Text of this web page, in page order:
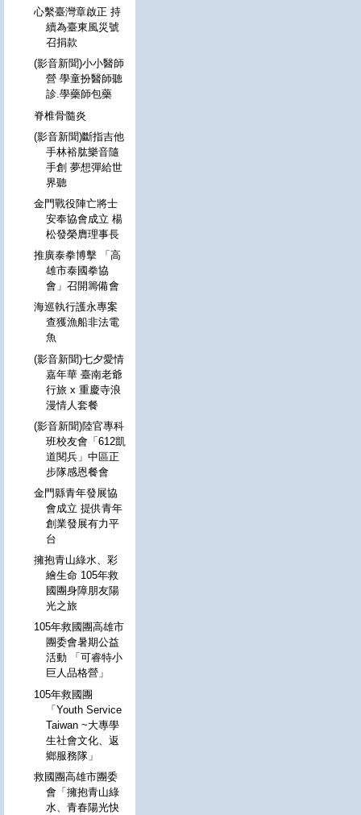
心繫臺灣章啟正 持
續為臺東風災號
召捐款
(影音新聞)小小醫師
營 學童扮醫師聽
診.學藥師包藥
脊椎骨髓炎
(影音新聞)斷指吉他
手林裕肱樂音隨
手創 夢想彈給世
界聽
金門戰役陣亡將士
安奉協會成立 楊
松發榮膺理事長
推廣泰拳博擊 「高
雄市泰國拳協
會」召開籌備會
海巡執行護永專案
查獲漁船非法電
魚
(影音新聞)七夕愛情
嘉年華 臺南老爺
行旅 x 重慶寺浪
漫情人套餐
(影音新聞)陸官專科
班校友會「612凱
道閱兵」中區正
步隊感恩餐會
金門縣青年發展協
會成立 提供青年
創業發展有力平
台
擁抱青山綠水、彩
繪生命 105年救
國團身障朋友陽
光之旅
105年救國團高雄市
團委會暑期公益
活動 「可睿特小
巨人品格營」
105年救國團
「Youth Service
Taiwan ~大專學
生社會文化、返
鄉服務隊」
救國團高雄市團委
會「擁抱青山綠
水、青春陽光快